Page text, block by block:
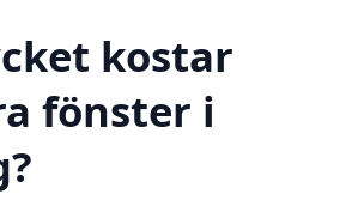
kostar
fönster i